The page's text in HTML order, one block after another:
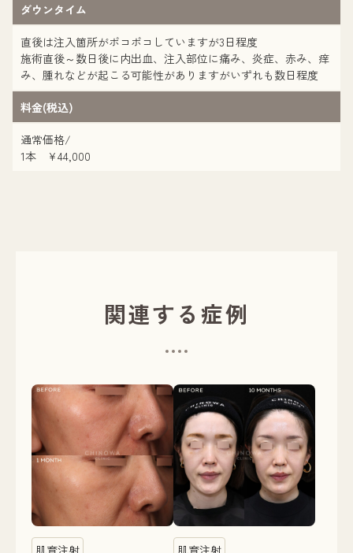
ダウンタイム
直後は注入箇所がポコポコしていますが3日程度
施術直後～数日後に内出血、注入部位に痛み、炎症、赤み、痒
み、腫れなどが起こる可能性がありますがいずれも数日程度
料金(税込)
通常価格/
1本 ¥44,000
関連する症例
肌育注射 肌育注射